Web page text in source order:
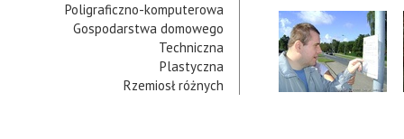
Poligraficzno-komputerowa
Gospodarstwa domowego
Techniczna
Plastyczna
Rzemiosł różnych